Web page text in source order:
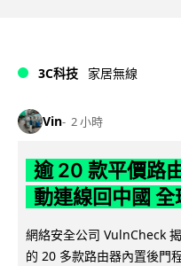
3C科技 家居無線
Vin 2 小時
逾 20 款平價路
動連線回中國
網絡安全公司 VulnCheck
的 20 多款路由器內置後門